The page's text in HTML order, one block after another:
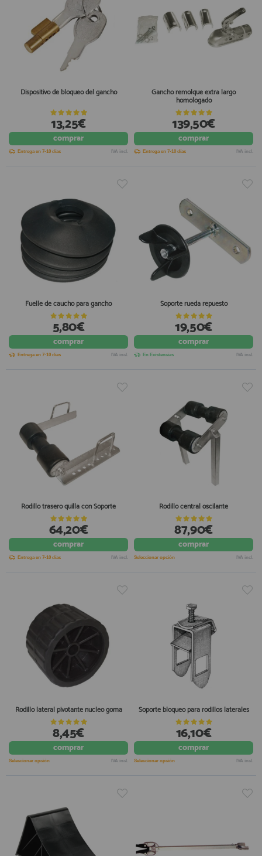
Dispositivo de bloqueo del gancho
13,25€
comprar
Entrega en 7-10 días IVA incl.
Gancho remolque extra largo
homologado
139,50€
comprar
Entrega en 7-10 días IVA incl.
Fuelle de caucho para gancho
5,80€
comprar
Entrega en 7-10 días IVA incl.
Soporte rueda repuesto
19,50€
comprar
En Existencias IVA incl.
Rodillo trasero quilla con Soporte
64,20€
comprar
Entrega en 7-10 días IVA incl.
Rodillo central oscilante
87,90€
comprar
Seleccionar opción IVA incl.
Rodillo lateral pivotante nucleo goma
8,45€
comprar
Seleccionar opción IVA incl.
Soporte bloqueo para rodillos laterales
16,10€
comprar
Seleccionar opción IVA incl.